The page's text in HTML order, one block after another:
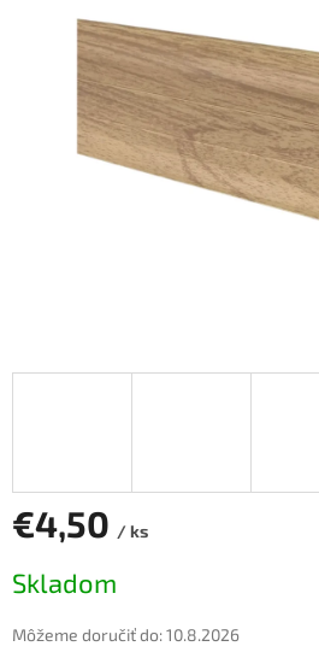
€4,50 / ks
cena:
Skladom
Môžeme doručiť do:10.8.2026